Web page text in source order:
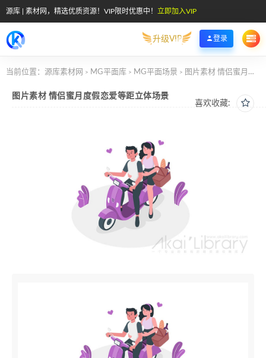
源库 | 素材网，精选优质资源！VIP限时优惠中！ 立即加入VIP
升级VIP 登录
当前位置： 源库素材网 > MG平面库 > MG平面场景 > 图片素材 情侣蜜月度假恋爱等距立体场景
喜欢收藏:
图片素材 情侣蜜月度假恋爱等距立体场景